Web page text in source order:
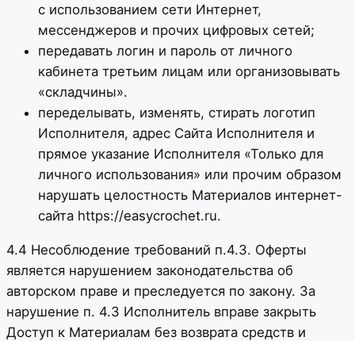
с использованием сети Интернет,
мессенджеров и прочих цифровых сетей;
передавать логин и пароль от личного
кабинета третьим лицам или организовывать
«складчины».
переделывать, изменять, стирать логотип
Исполнителя, адрес Сайта Исполнителя и
прямое указание Исполнителя «Только для
личного использования» или прочим образом
нарушать целостность Материалов интернет-
сайта https://easycrochet.ru.
4.4 Несоблюдение требований п.4.3. Оферты
является нарушением законодательства об
авторском праве и преследуется по закону. За
нарушение п. 4.3 Исполнитель вправе закрыть
Доступ к Материалам без возврата средств и